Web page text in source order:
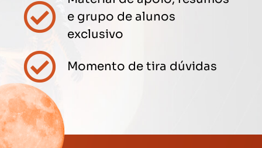
e grupo de alunos
exclusivo
Momento de tira dúvidas